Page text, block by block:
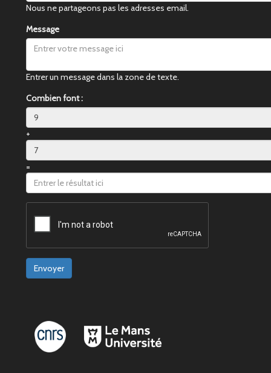
Nous ne partageons pas les adresses email.
Message
Entrer un message dans la zone de texte.
Combien font :
+
=
Envoyer